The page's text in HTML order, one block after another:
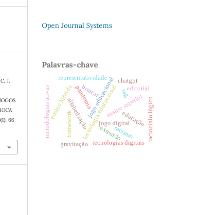
J.
(1), 66–
Open Journal Systems
Palavras-chave
tecnologia educacional
alfabetização jogo digital
ensino superior
extensão
framework
tecnologias digitais
jogo educacional educação
pandemia rag
ensino híbrido
metodologias ativas editorial
racismo
representatividade
brincar
raciocínio lógico
chatgpt
gravitação